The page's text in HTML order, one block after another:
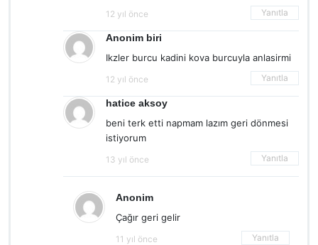
12 yıl önce Yanıtla
Anonim biri
Ikzler burcu kadini kova burcuyla anlasirmi
12 yıl önce Yanıtla
hatice aksoy
beni terk etti napmam lazım geri dönmesi
istiyorum
13 yıl önce Yanıtla
Anonim
Çağır geri gelir
11 yıl önce Yanıtla